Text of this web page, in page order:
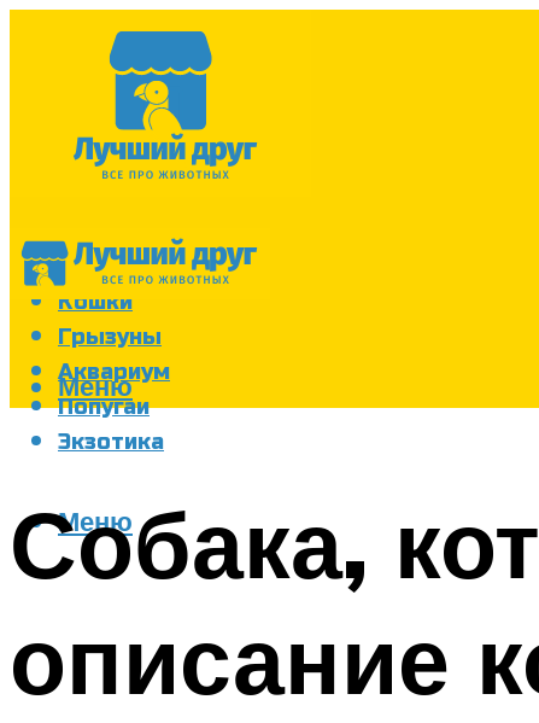
Собаки
Кошки
Грызуны
Аквариум
Попугаи
Экзотика
Меню
Меню
Собака,
описание